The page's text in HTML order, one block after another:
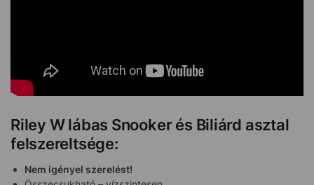
Riley W lábas Snooker és Biliárd asztal
felszereltsége:
Nem igényel szerelést!